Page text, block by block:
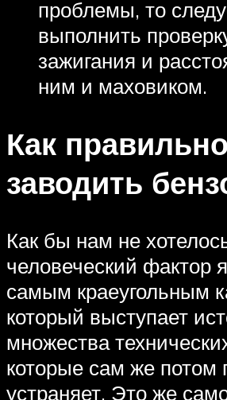
проблемы, то
выполнить
зажигания и
ним и маховиком.
Как правильно
заводить
Как бы нам не
человеческий фактор
самым краеугольным
который выступает
множества
которые сам же потом
устраняет. Это же